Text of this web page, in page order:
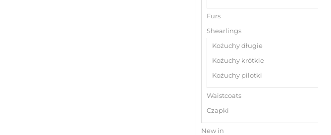
Furs
Shearlings
Kożuchy długie
Kożuchy krótkie
Kożuchy pilotki
Waistcoats
Czapki
New in